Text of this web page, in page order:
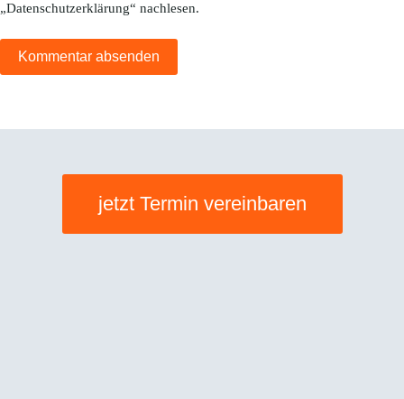
„Datenschutzerklärung“ nachlesen.
Kommentar absenden
jetzt Termin vereinbaren